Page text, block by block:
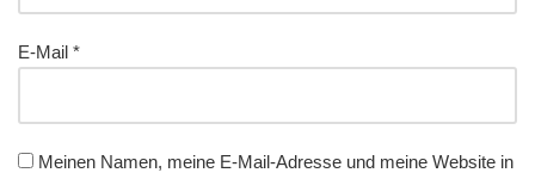
E-Mail *
Meinen Namen, meine E-Mail-Adresse und meine Website in